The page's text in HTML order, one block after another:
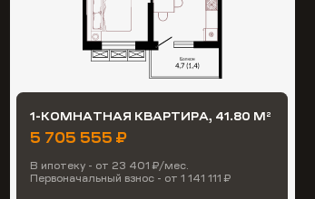
1-КОМНАТНАЯ КВАРТИРА, 41.80 М 2
5 705 555 ₽
В ипотеку - от 23 401 ₽/мес.
Первоначальный взнос - от 1 141 111 ₽